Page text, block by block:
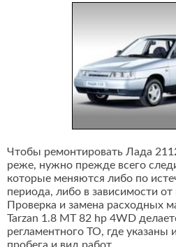
Чтобы ремонтировать Лада
реже, нужно прежде всего
которые меняются либо по
периода, либо в зависимости
Проверка и замена расходных
Tarzan 1.8 MT 82 hp 4WD
регламентного ТО, где указаны